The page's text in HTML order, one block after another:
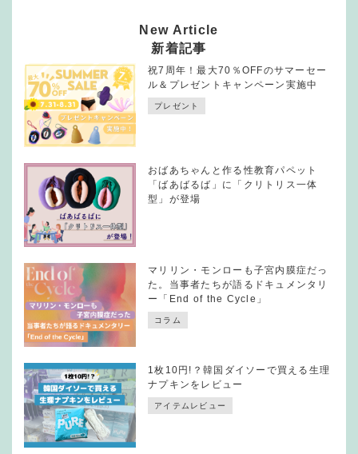
New Article
新着記事
祝7周年！最大70％OFFのサマーセー
ル＆プレゼントキャンペーン実施中
プレゼント
おばあちゃんと作る性教育パペット
「ばあばるば」に「クリトリス一体
型」が登場
マリリン・モンローも子宮内膜症だっ
た。当事者たちが語るドキュメンタリ
ー「End of the Cycle」
コラム
1枚10円!？韓国ダイソーで買える生理
ナプキンをレビュー
アイテムレビュー